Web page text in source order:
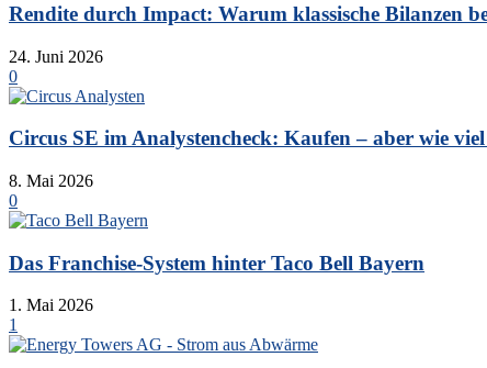
Rendite durch Impact: Warum klassische Bilanzen
24. Juni 2026
0
Circus SE im Analystencheck: Kaufen – aber wie
8. Mai 2026
0
Das Franchise-System hinter Taco Bell Bayern
1. Mai 2026
1